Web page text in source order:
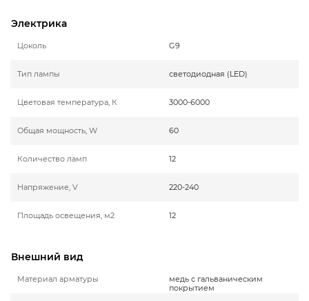
Электрика
Цоколь G9
Тип лампы светодиодная (LED)
Цветовая температура, К 3000-6000
Общая мощность, W 60
Количество ламп 12
Напряжение, V 220-240
Площадь освещения, м2 12
Внешний вид
Материал арматуры
медь с гальваническим
покрытием